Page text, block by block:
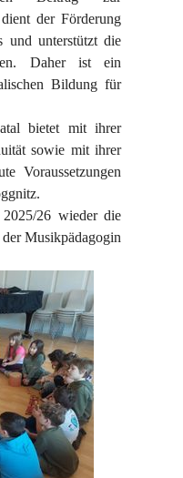
der Förderung
und unterstützt die
Daher ist ein
Bildung für
bietet mit ihrer
sowie mit ihrer
Voraussetzungen
26 wieder die
Musikpädagogin